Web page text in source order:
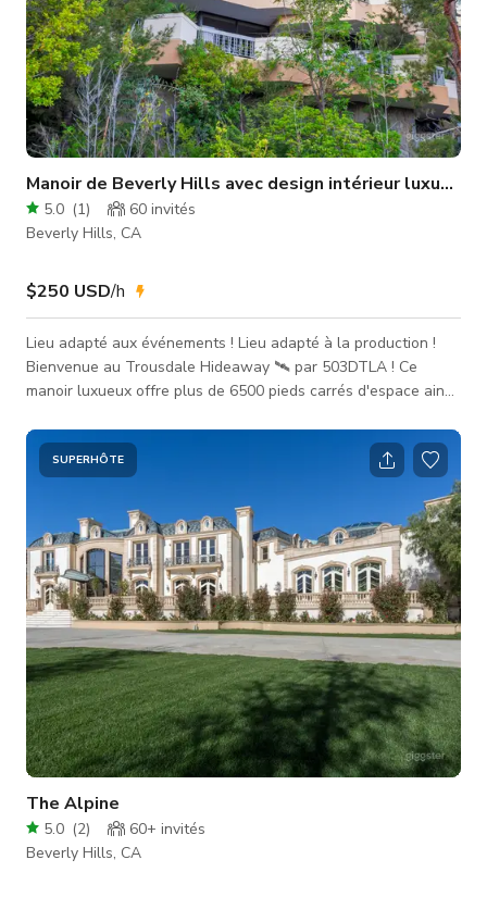
Manoir de Beverly Hills avec design intérieur luxueux
5.0 (1) 60 invités
Beverly Hills, CA
$250 USD/h
Lieu adapté aux événements ! Lieu adapté à la production !
Bienvenue au Trousdale Hideaway 🛰️ par 503DTLA ! Ce
manoir luxueux offre plus de 6500 pieds carrés d'espace ainsi
trouverez nulle part ailleurs, ce qui en fait l'endroit parfait
pour votre prochaine séance photo, événement, production ou
que ce TARIF PROMOTIONNEL est en vigueur ! Cet espace est
prêt pou
SUPERHÔTE
The Alpine
5.0 (2) 60+ invités
Beverly Hills, CA